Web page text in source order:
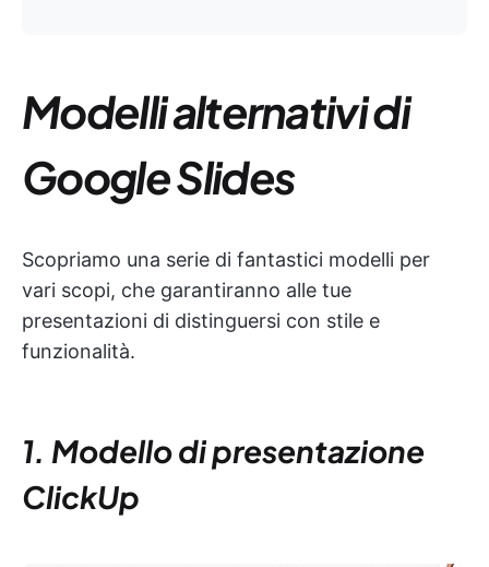
Modelli alternativi di
Google Slides
Scopriamo una serie di fantastici modelli per
vari scopi, che garantiranno alle tue
presentazioni di distinguersi con stile e
funzionalità.
1. Modello di presentazione
ClickUp